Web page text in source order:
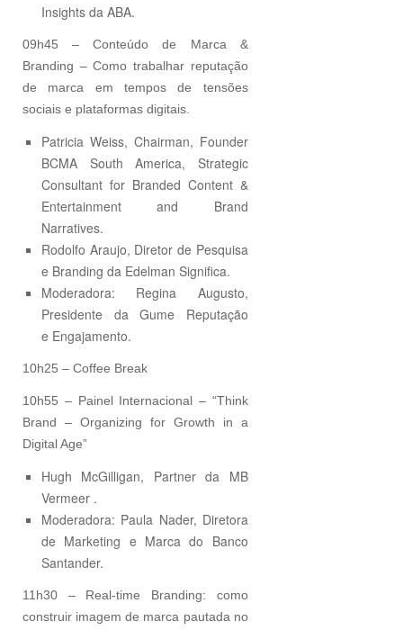
Insights da ABA.
09h45 – Conteúdo de Marca &
Branding – Como trabalhar reputação
de marca em tempos de tensões
sociais e plataformas digitais.
Patricia Weiss, Chairman, Founder
BCMA South America, Strategic
Consultant for Branded Content &
Entertainment and Brand
Narratives.
Rodolfo Araujo, Diretor de Pesquisa
e Branding da Edelman Significa.
Moderadora: Regina Augusto,
Presidente da Gume Reputação
e Engajamento.
10h25 – Coffee Break
10h55 – Painel Internacional – “Think
Brand – Organizing for Growth in a
Digital Age”
Hugh McGilligan, Partner da MB
Vermeer .
Moderadora: Paula Nader, Diretora
de Marketing e Marca do Banco
Santander.
11h30 – Real-time Branding: como
construir imagem de marca pautada no